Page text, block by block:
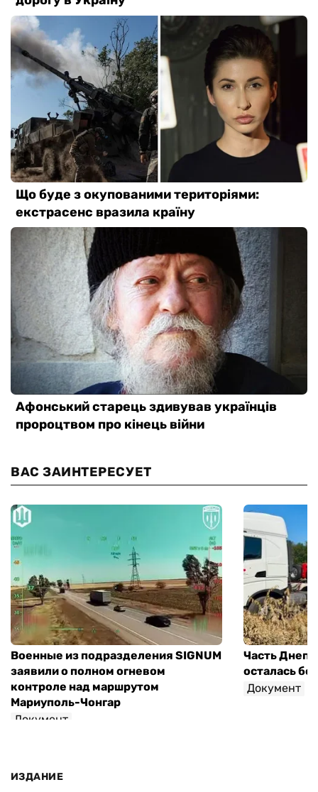
ВАС ЗАИНТЕРЕСУЕТ
Военные из подразделения SIGNUM
заявили о полном огневом
контроле над маршрутом
Мариуполь-Чонгар
Документ
Часть
осталась
Документ
ИЗДАНИЕ